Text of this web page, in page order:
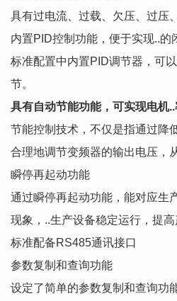
具有过电流、过载、欠压、过压
内置PID控制功能，便于实现..的
标准配置中内置PID调节器，可
节。
具有自动节能功能，可实现电机..
节能控制技术，不仅是指通过降
合理地调节变频器的输出电压，
瞬停再起动功能
通过瞬停再起动功能，能对应生
现象，..生产设备稳定运行，提高
标准配备RS485通讯接口
参数复制和查询功能
设定了简单的参数复制和查询功